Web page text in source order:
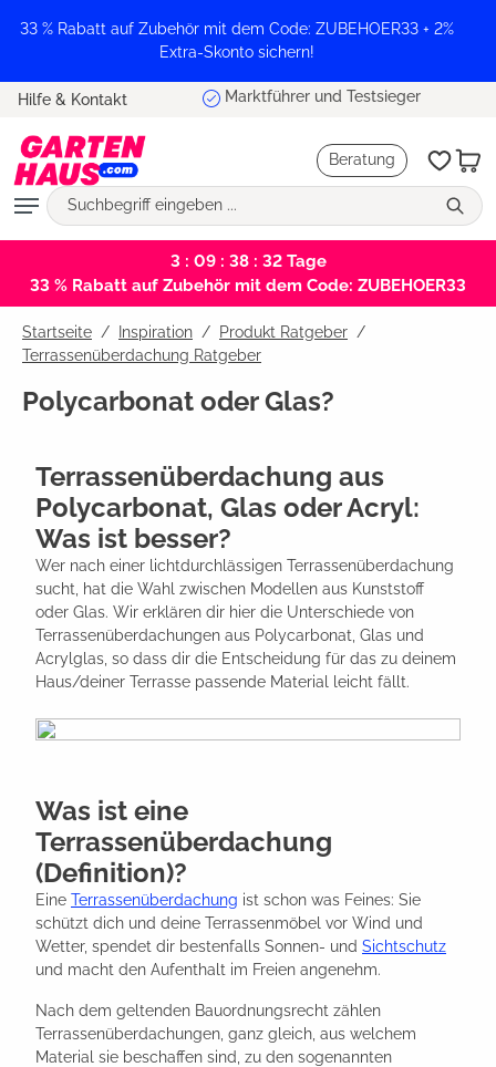
springen
33 % Rabatt auf Zubehör mit dem Code: ZUBEHOER33 + 2%
Extra-Skonto sichern!
Hilfe & Kontakt Marktführer und Testsieger
Beratung
3 : 09 : 38 : 31Tage
33 % Rabatt auf Zubehör mit dem Code: ZUBEHOER33
Startseite Inspiration / Produkt Ratgeber /
Terrassenüberdachung Ratgeber
Polycarbonat oder Glas?
Terrassenüberdachung aus
Polycarbonat, Glas oder Acryl:
Was ist besser?
Wer nach einer lichtdurchlässigen Terrassenüberdachung
sucht, hat die Wahl zwischen Modellen aus Kunststoff
oder Glas. Wir erklären dir hier die Unterschiede von
Terrassenüberdachungen aus Polycarbonat, Glas und
Acrylglas, so dass dir die Entscheidung für das zu deinem
Haus/deiner Terrasse passende Material leicht fällt.
Was ist eine
Terrassenüberdachung
(Definition)?
Eine Terrassenüberdachung ist schon was Feines: Sie
schützt dich und deine Terrassenmöbel vor Wind und
Wetter, spendet dir bestenfalls Sonnen- und Sichtschutz
und macht den Aufenthalt im Freien angenehm.
Nach dem geltenden Bauordnungsrecht zählen
Terrassenüberdachungen, ganz gleich, aus welchem
Material sie beschaffen sind, zu den sogenannten